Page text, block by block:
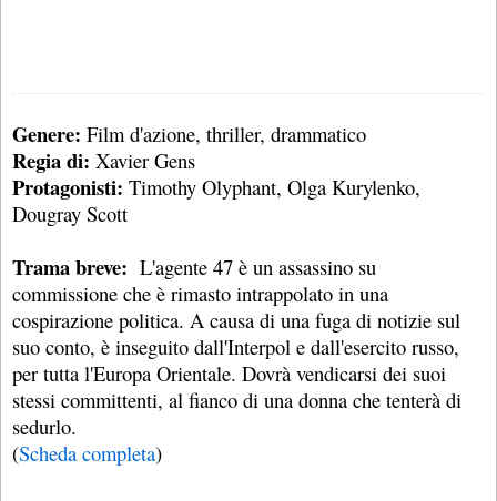
Genere: Film d'azione, thriller, drammatico
Regia di: Xavier Gens
Protagonisti: Timothy Olyphant, Olga Kurylenko,
Dougray Scott
Trama breve: L'agente 47 è un assassino su
commissione che è rimasto intrappolato in una
cospirazione politica. A causa di una fuga di notizie sul
suo conto, è inseguito dall'Interpol e dall'esercito russo,
per tutta l'Europa Orientale. Dovrà vendicarsi dei suoi
stessi committenti, al fianco di una donna che tenterà di
sedurlo.
(Scheda completa)